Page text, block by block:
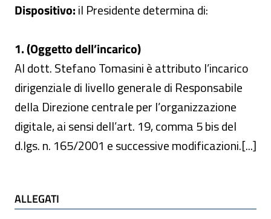
Dispositivo:il Presidente determina di:
1. (Oggetto dell’incarico)
Al dott. Stefano Tomasini è attributo l’incarico
dirigenziale di livello generale di Responsabile
della Direzione centrale per l’organizzazione
digitale, ai sensi dell’art. 19, comma 5 bis del
d.lgs. n. 165/2001 e successive modificazioni.[...]
ALLEGATI
ALLEGATI